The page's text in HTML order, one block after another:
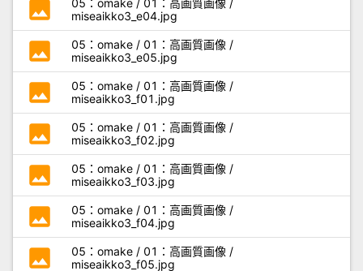
photo
05：omake / 01：高画質画像 /
miseaikko3_e04.jpg
photo
05：omake / 01：高画質画像 /
miseaikko3_e05.jpg
photo
05：omake / 01：高画質画像 /
miseaikko3_f01.jpg
photo
05：omake / 01：高画質画像 /
miseaikko3_f02.jpg
photo
05：omake / 01：高画質画像 /
miseaikko3_f03.jpg
photo
05：omake / 01：高画質画像 /
miseaikko3_f04.jpg
photo
05：omake / 01：高画質画像 /
miseaikko3_f05.jpg